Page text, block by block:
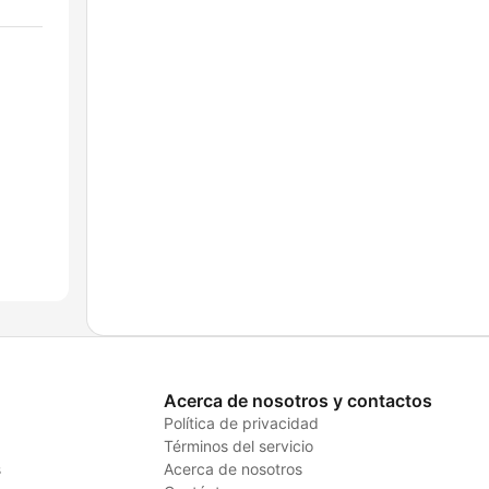
Acerca de nosotros y contactos
Política de privacidad
Términos del servicio
Acerca de nosotros